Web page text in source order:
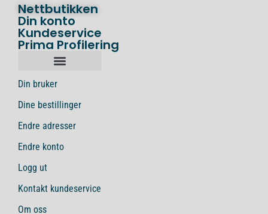
Nettbutikken
Din konto
Kundeservice
Prima Profilering
Din bruker
Dine bestillinger
Endre adresser
Endre konto
Logg ut
Kontakt kundeservice
Om oss